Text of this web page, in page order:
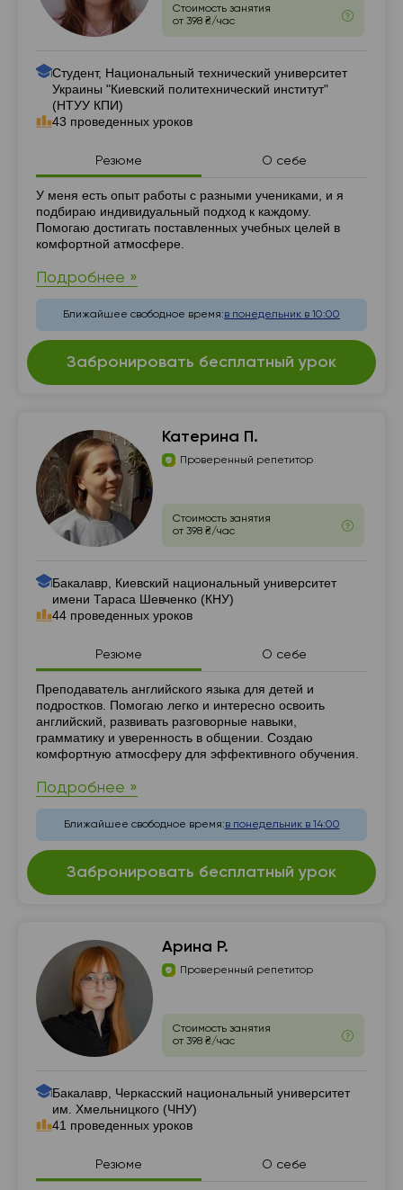
Стоимость занятия
от 398 ₴/час
Студент, Национальный технический университет
Украины "Киевский политехнический институт"
(НТУУ КПИ)
43 проведенных уроков
Резюме О себе
Резюме
У меня есть опыт работы с разными учениками, и я
подбираю индивидуальный подход к каждому.
Помогаю достигать поставленных учебных целей в
комфортной атмосфере.
Подробнее »
Ближайшее свободное время:в понедельник в 10:00
Забронировать бесплатный урок
Катерина П.
Проверенный репетитор
Стоимость занятия
от 398 ₴/час
Бакалавр, Киевский национальный университет
имени Тараса Шевченко (КНУ)
44 проведенных уроков
Резюме О себе
Резюме
Преподаватель английского языка для детей и
подростков. Помогаю легко и интересно освоить
английский, развивать разговорные навыки,
грамматику и уверенность в общении. Создаю
комфортную атмосферу для эффективного обучения.
Подробнее »
Ближайшее свободное время:в понедельник в 14:00
Забронировать бесплатный урок
Арина Р.
Проверенный репетитор
Стоимость занятия
от 398 ₴/час
Бакалавр, Черкасский национальный университет
им. Хмельницкого (ЧНУ)
41 проведенных уроков
Резюме О себе